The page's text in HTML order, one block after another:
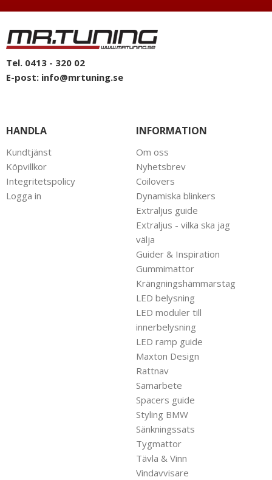
Tel. 0413 - 320 02
E-post: info@mrtuning.se
HANDLA
Kundtjänst
Köpvillkor
Integritetspolicy
Logga in
INFORMATION
Om oss
Nyhetsbrev
Coilovers
Dynamiska blinkers
Extraljus guide
Extraljus - vilka ska jag
välja
Guider & Inspiration
Gummimattor
Krängningshämmarstag
LED belysning
LED moduler till
innerbelysning
LED ramp guide
Maxton Design
Rattnav
Samarbete
Spacers guide
Styling BMW
Sänkningssats
Tygmattor
Tävla & Vinn
Vindavvisare